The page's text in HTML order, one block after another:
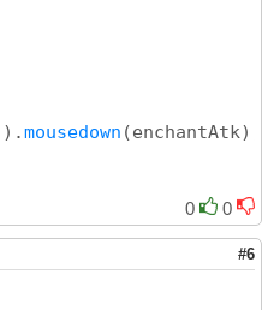
) .mousedown (enchantAtk)
0 0
#6